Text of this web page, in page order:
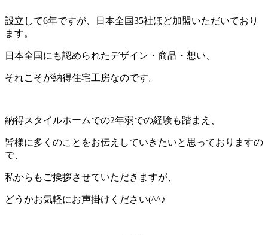
設立して6年ですが、日本全国35社ほど加盟いただいており
ます。
日本全国にも認められたデザイン・商品・想い、
それこそが納得住宅工房なのです。
納得スタイルホームでの2年弱での経験も踏まえ、
皆様に多くのことをお伝えしていきたいと思っておりますの
で、
私からもご挨拶させていただきますが、
どうかお気軽にお声掛けください(^^♪